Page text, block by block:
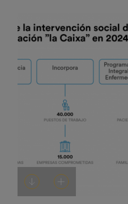
DescargarAñadir al carrito